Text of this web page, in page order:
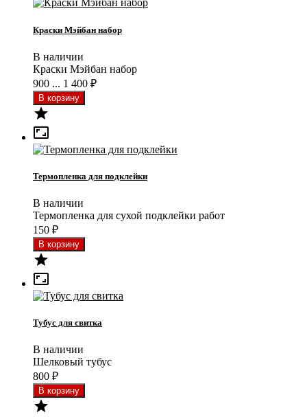
Краски Мэйбан набор
В наличии
Краски Мэйбан набор
900 ... 1 400 ₽


Термопленка для подклейки
В наличии
Термопленка для сухой подклейки работ
150 ₽


Тубус для свитка
В наличии
Шелковый тубус
800 ₽
